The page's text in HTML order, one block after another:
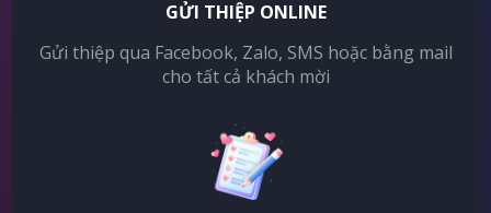
GỬI THIỆP ONLINE
Gửi thiệp qua Facebook, Zalo, SMS hoặc bằng mail
cho tất cả khách mời